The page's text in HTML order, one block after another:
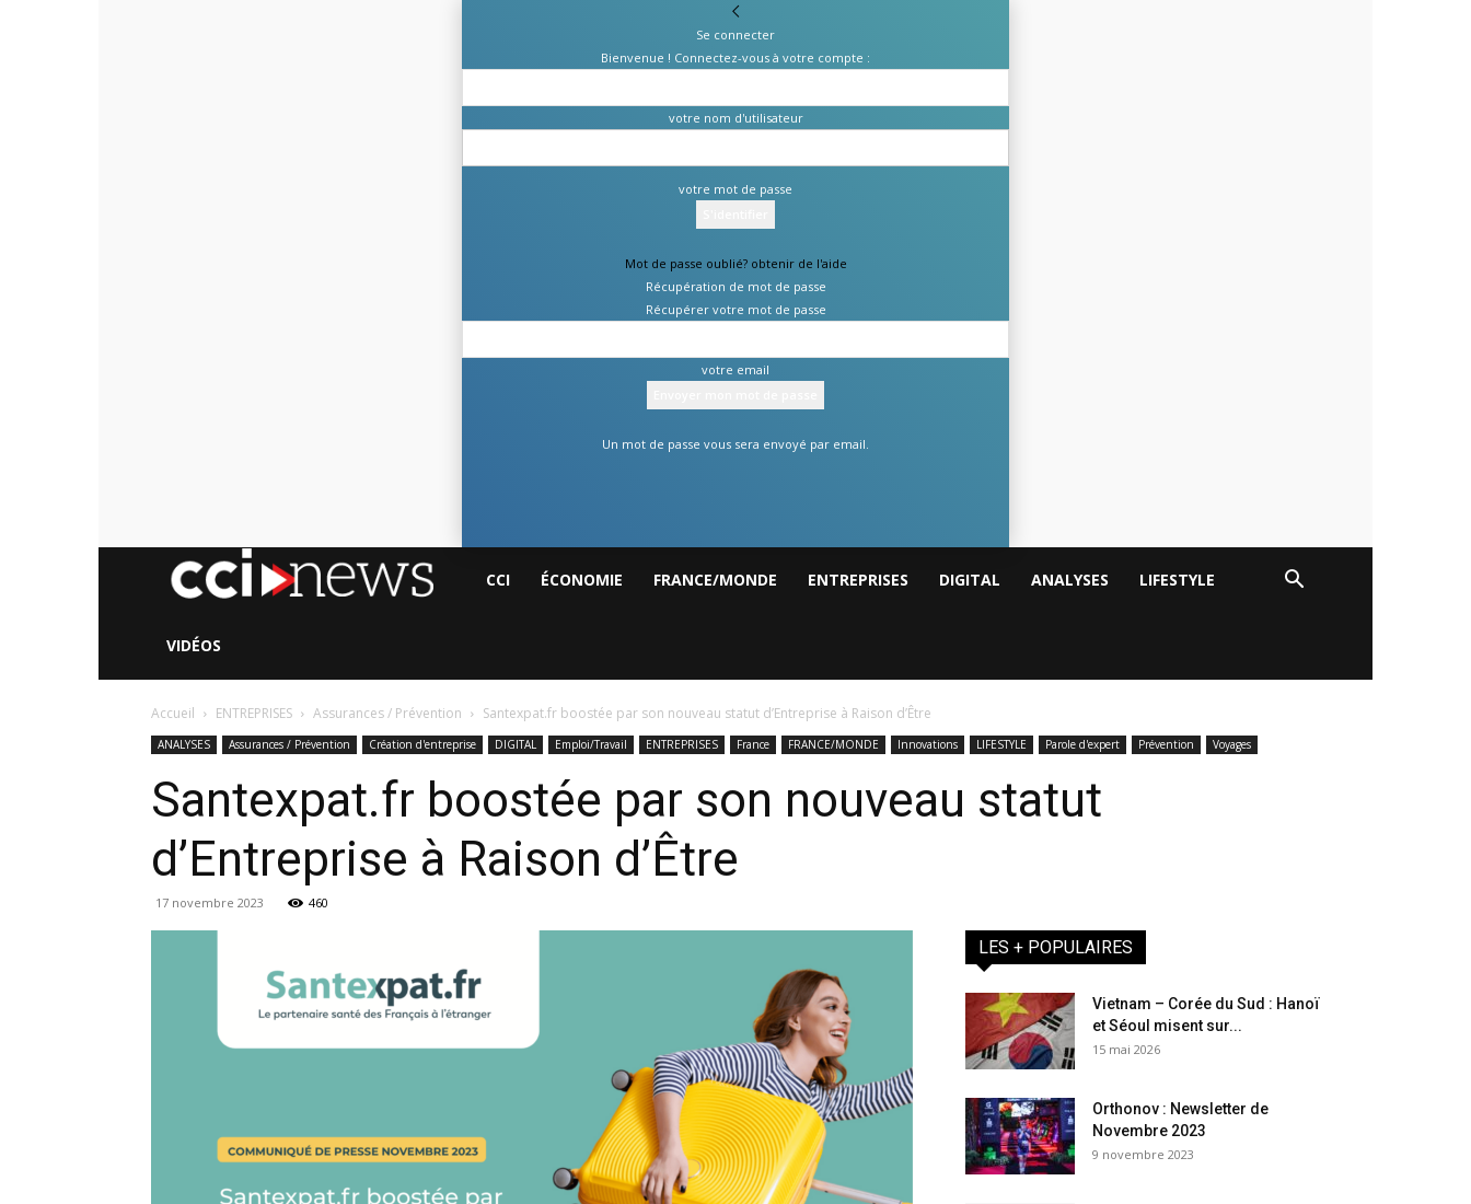
Se connecter
Bienvenue ! Connectez-vous à votre compte :
votre nom d'utilisateur
votre mot de passe
Mot de passe oublié? obtenir de l'aide
Récupération de mot de passe
Récupérer votre mot de passe
votre email
Un mot de passe vous sera envoyé par email.
CCICCI ÉCONOMIE FRANCE/MONDE ENTREPRISES DIGITAL ANALYSES LIFESTYLE
VIDÉOS
Accueil ENTREPRISES Assurances / Prévention Santexpat.fr boostée par son nouveau statut d’Entreprise à Raison d’Être
ANALYSES Assurances / Prévention Création d'entreprise DIGITAL Emploi/Travail ENTREPRISES France FRANCE/MONDE Innovations LIFESTYLE Parole d'expert Prévention Voyages
Santexpat.fr boostée par son nouveau statut
d’Entreprise à Raison d’Être
17 novembre 2023 460
LES + POPULAIRES
Vietnam – Corée du Sud : Hanoï
et Séoul misent sur...
15 mai 2026
Orthonov : Newsletter de
Novembre 2023
9 novembre 2023